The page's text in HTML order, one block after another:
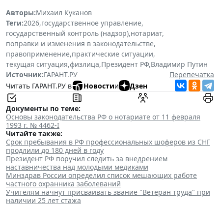
Авторы:Михаил Куканов
Теги:2026,государственное управление,
государственный контроль (надзор),нотариат,
поправки и изменения в законодательстве,
правоприменение,практические ситуации,
текущая ситуация,физлица,Президент РФ,Владимир Путин
Источник:ГАРАНТ.РУ
Перепечатка
Читать ГАРАНТ.РУ в
Новостии Дзен
Документы по теме:
Основы законодательства РФ о нотариате от 11 февраля
1993 г. № 4462-I
Читайте также:
Срок пребывания в РФ профессиональных шоферов из СНГ
продлили до 180 дней в году
Президент РФ поручил следить за внедрением
наставничества над молодыми медиками
Минздрав России определил список мешающих работе
частного охранника заболеваний
Учителям начнут присваивать звание "Ветеран труда" при
наличии 25 лет стажа